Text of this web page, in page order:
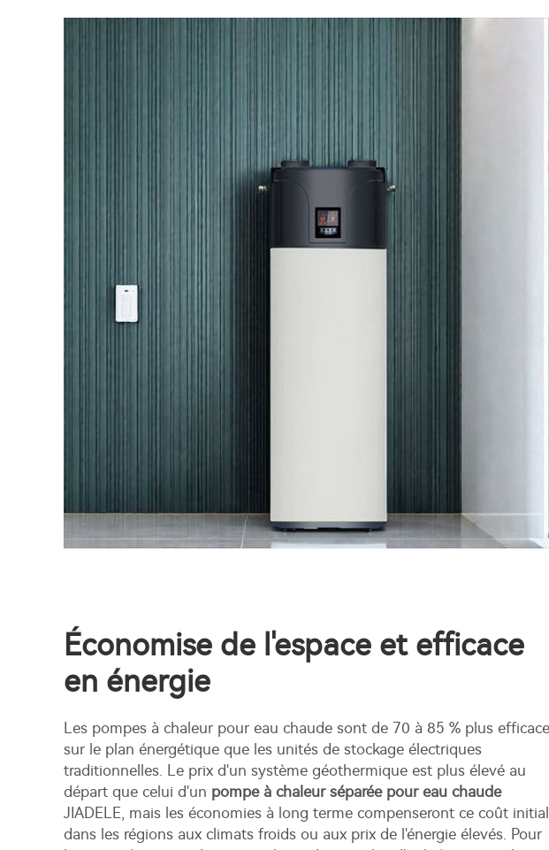
Économise de l'espace et efficace
en énergie
Les pompes à chaleur pour eau chaude sont de 70 à 85 % plus
sur le plan énergétique que les unités de stockage électriques
traditionnelles. Le prix d'un système géothermique est plus élevé au
départ que celui d'un pompe à chaleur séparée pour eau chaude
JIADELE, mais les économies à long terme compenseront ce coût initial
dans les régions aux climats froids ou aux prix de l'énergie élevés. Pour